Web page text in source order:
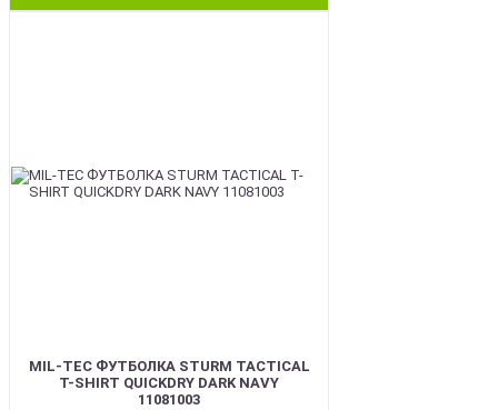
MIL-TEC ФУТБОЛКА STURM TACTICAL
T-SHIRT QUICKDRY DARK NAVY
11081003